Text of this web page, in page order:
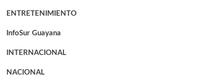
ENTRETENIMIENTO
InfoSur Guayana
INTERNACIONAL
NACIONAL